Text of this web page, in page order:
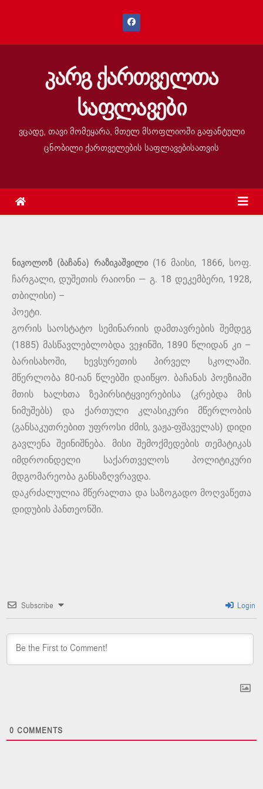
კარგ ქართველთა
საფლავები
ვცადე, თავი მომეყარა, მთელ მსოფლიოში გაფანტული
ცნობილი ქართველების საფლავებისათვის
ნიკოლოზ (ბაჩანა) რაზიკაშვილი(16 მაისი, 1866, სოფ.
ჩარგალი, დუშეთის რაიონი — გ. 18 დეკემბერი, 1928,
თბილისი) –
პოეტი.
გორის საოსტატო სემინარიის დამთავრების შემდეგ
(1885) მასწავლებლობდა ვეჯინში, 1890 წლიდან კი –
ბარისახოში, ხევსურეთის პირველ სკოლაში.
მწერლობა 80-იან წლებში დაიწყო. ბაჩანას პოეზიაში
მთის ხალხთა ზეპირსიტყვიერებისა (კრებდა მის
ნიმუშებს) და ქართული კლასიკური მწერლობის
(განსაკუთრებით უფროსი ძმის, ვაჟა-ფშაველას) დიდი
გავლენა შეინიშნება. მისი შემოქმედების თემატიკას
იმდროინდელი საქართველოს პოლიტიკური
მდგომარეობა განსაზღვრავდა.
დაკრძალულია მწერალთა და საზოგადო მოღვაწეთა
დიდუბის პანთეონში.
Subscribe Login
0 COMMENTS